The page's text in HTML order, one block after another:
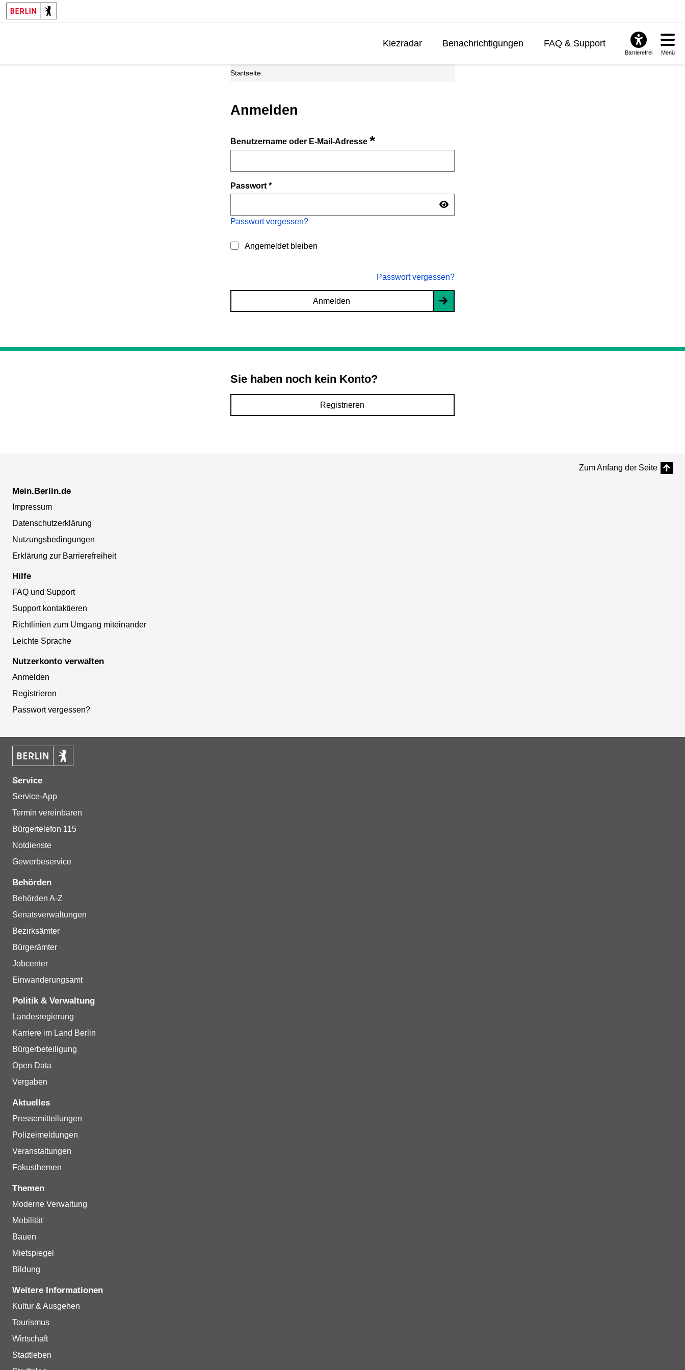
Kiezradar Benachrichtigungen FAQ & Support
Barrierefrei Menü
Startseite
Anmelden
Benutzername oder E-Mail-Adresse*
Passwort*
Passwort vergessen?
Angemeldet bleiben
Passwort vergessen?
Anmelden
Sie haben noch kein Konto?
Registrieren
Zum Anfang der Seite
Mein.Berlin.de
Impressum
Datenschutzerklärung
Nutzungsbedingungen
Erklärung zur Barrierefreiheit
Hilfe
FAQ und Support
Support kontaktieren
Richtlinien zum Umgang miteinander
Leichte Sprache
Nutzerkonto verwalten
Anmelden
Registrieren
Passwort vergessen?
Service
Service-App
Termin vereinbaren
Bürgertelefon 115
Notdienste
Gewerbeservice
Behörden
Behörden A-Z
Senatsverwaltungen
Bezirksämter
Bürgerämter
Jobcenter
Einwanderungsamt
Politik & Verwaltung
Landesregierung
Karriere im Land Berlin
Bürgerbeteiligung
Open Data
Vergaben
Aktuelles
Pressemitteilungen
Polizeimeldungen
Veranstaltungen
Fokusthemen
Themen
Moderne Verwaltung
Mobilität
Bauen
Mietspiegel
Bildung
Weitere Informationen
Kultur & Ausgehen
Tourismus
Wirtschaft
Stadtleben